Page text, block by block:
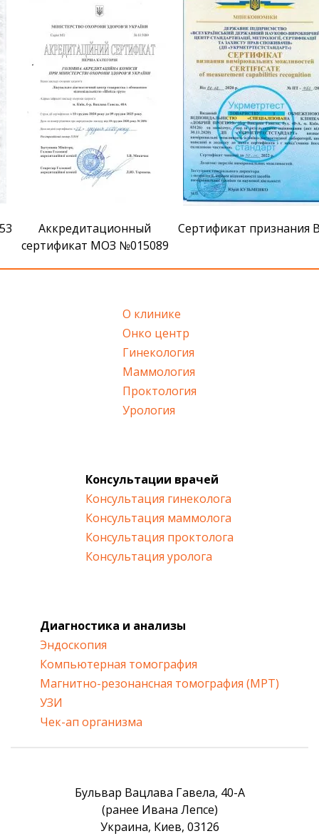
Аккредитационный
сертификат МОЗ №015089
Сертификат признания ВМ
О клинике
Онко центр
Гинекология
Маммология
Проктология
Урология
Консультации врачей
Консультация гинеколога
Консультация маммолога
Консультация проктолога
Консультация уролога
Диагностика и анализы
Эндоскопия
Компьютерная томография
Магнитно-резонансная томография (МРТ)
УЗИ
Чек-ап организма
Бульвар Вацлава Гавела, 40-А
(ранее Ивана Лепсе)
Украина, Киев, 03126